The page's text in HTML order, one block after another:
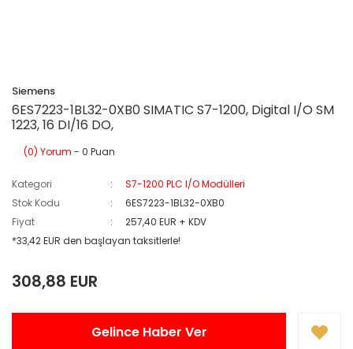
Siemens
6ES7223-1BL32-0XB0 SIMATIC S7-1200, Digital I/O SM
1223, 16 DI/16 DO,
(0) Yorum - 0 Puan
Kategori
S7-1200 PLC I/O Modülleri
Stok Kodu
6ES7223-1BL32-0XB0
Fiyat
257,40 EUR + KDV
*33,42 EUR den başlayan taksitlerle!
308,88 EUR
Gelince Haber Ver